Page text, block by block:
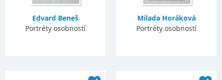
Edvard Beneš
Portréty osobností
Milada Horáková
Portréty osobností